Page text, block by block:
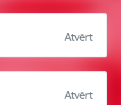
Atvērt
Atvērt